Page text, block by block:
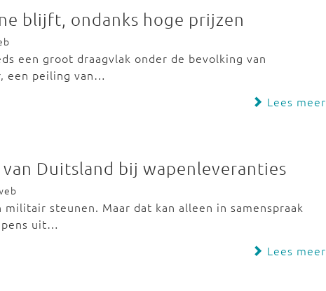
blijft, ondanks hoge prijzen
een groot draagvlak onder de bevolking van
een peiling van…
Lees meer
Duitsland bij wapenleveranties
steunen. Maar dat kan alleen in samenspraak
uit…
Lees meer